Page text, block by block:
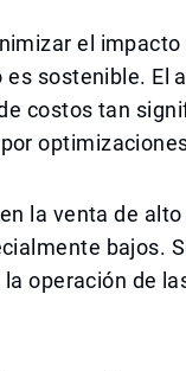
el impacto
sostenible. El
costos tan
la venta de
bajos.
operación de